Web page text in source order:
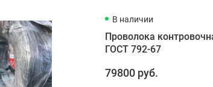
В наличии
Проволока
ГОСТ 792-67
79800 руб.